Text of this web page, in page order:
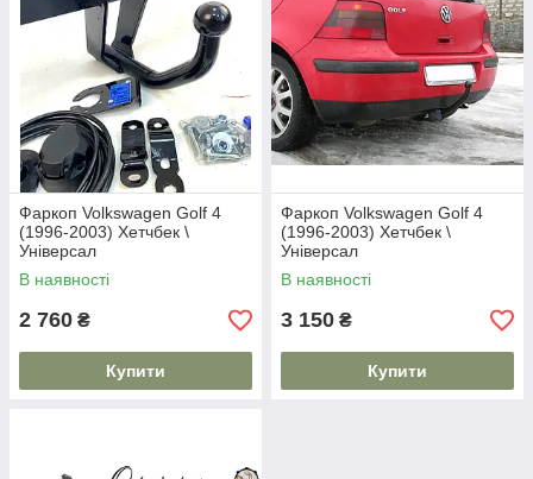
Фаркоп Volkswagen Golf 4
(1996-2003) Хетчбек \
Універсал
В наявності
2 760 ₴
Купити
Фаркоп Volkswagen Golf 4
(1996-2003) Хетчбек \
Універсал
В наявності
3 150 ₴
Купити